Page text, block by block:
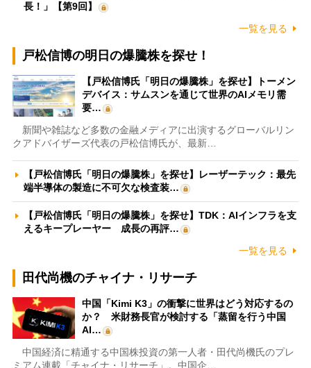
長！」【第9回】
一覧を見る
戸松信博の明日の爆騰株を探せ！
【戸松信博氏「明日の爆騰株」を探せ】トーメン
デバイス：サムスンを通じて世界のAIメモリ需
要…
新聞や雑誌など多数の金融メディアに出演するグローバルリン
クアドバイザーズ代表の戸松信博氏が、最新…
【戸松信博氏「明日の爆騰株」を探せ】レーザーテック：最先
端半導体の製造に不可欠な検査装…
【戸松信博氏「明日の爆騰株」を探せ】TDK：AIインフラを支
えるキープレーヤー 成長の再評…
一覧を見る
田代尚機のチャイナ・リサーチ
中国「Kimi K3」の衝撃に世界はどう対応するの
か？ 米財務長官が検討する「蒸留を行う中国
AI…
中国経済に精通する中国株投資の第一人者・田代尚機氏のプレ
ミアム連載「チャイナ・リサーチ」。中国企…